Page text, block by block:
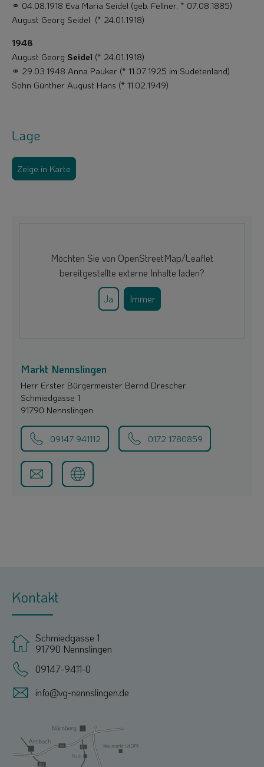
⚭ 04.08.1918 Eva Maria Seidel (geb. Fellner, * 07.08.1885)
August Georg Seidel (* 24.01.1918)
1948
August Georg Seidel (* 24.01.1918)
⚭ 29.03.1948 Anna Pauker (* 11.07.1925 im Sudetenland)
Sohn Günther August Hans (* 11.02.1949)
Lage
Zeige in Karte
Möchten Sie von OpenStreetMap/Leaflet
bereitgestellte externe Inhalte laden?
Ja Immer
Markt Nennslingen
Herr Erster Bürgermeister Bernd Drescher
Schmiedgasse 1
91790 Nennslingen
09147 941112 0172 1780859
Kontakt
Schmiedgasse 1
91790 Nennslingen
09147-9411-0
info@vg-nennslingen.de